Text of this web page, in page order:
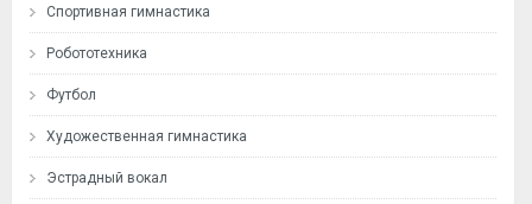
Спортивная гимнастика
Робототехника
Футбол
Художественная гимнастика
Эстрадный вокал